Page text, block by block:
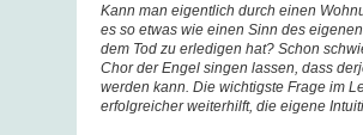
Kann man eigentlich durch einen
es so etwas wie einen Sinn des
dem Tod zu erledigen hat? Schon
Chor der Engel singen lassen, dass
werden kann. Die wichtigste Frage im
erfolgreicher weiterhilft, die eigene